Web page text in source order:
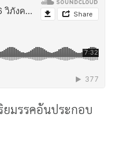
มรรคอันประกอบ